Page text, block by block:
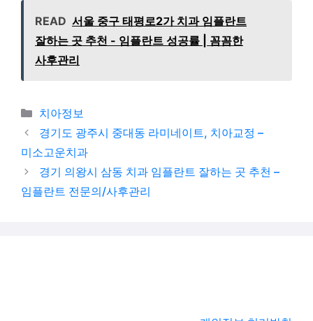
READ 서울 중구 태평로2가 치과 임플란트
잘하는 곳 추천 - 임플란트 성공률 | 꼼꼼한
사후관리
카테고리
치아정보
경기도 광주시 중대동 라미네이트, 치아교정 –
미소고운치과
경기 의왕시 삼동 치과 임플란트 잘하는 곳 추천 –
임플란트 전문의/사후관리